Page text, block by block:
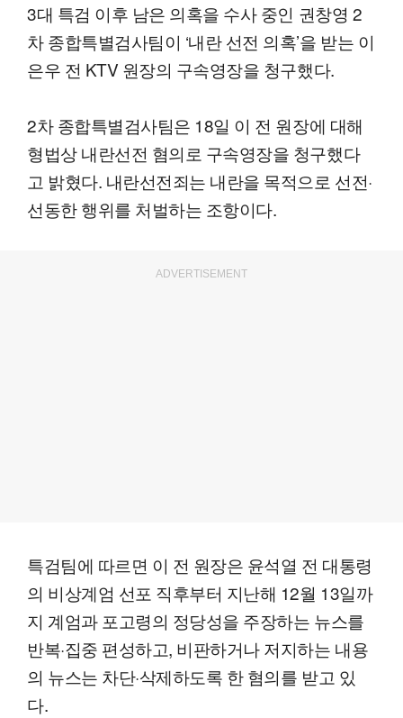
3대 특검 이후 남은 의혹을 수사 중인 권창영 2
차 종합특별검사팀이 ‘내란 선전 의혹’을 받는 이
은우 전 KTV 원장의 구속영장을 청구했다.
2차 종합특별검사팀은 18일 이 전 원장에 대해
형법상 내란선전 혐의로 구속영장을 청구했다
고 밝혔다. 내란선전죄는 내란을 목적으로 선전·
선동한 행위를 처벌하는 조항이다.
ADVERTISEMENT
특검팀에 따르면 이 전 원장은 윤석열 전 대통령
의 비상계엄 선포 직후부터 지난해 12월 13일까
지 계엄과 포고령의 정당성을 주장하는 뉴스를
반복·집중 편성하고, 비판하거나 저지하는 내용
의 뉴스는 차단·삭제하도록 한 혐의를 받고 있
다.